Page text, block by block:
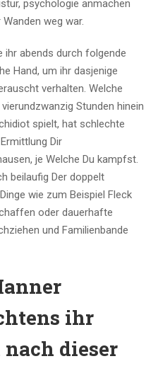
psychologie anmachen
weg war.
ihr abends durch folgende
Hand, um ihr dasjenige
verhalten. Welche
Stunden hinein
spielt, hat schlechte
Dir
je Welche Du kampfst.
beilaufig Der doppelt
wie zum Beispiel Fleck
oder dauerhafte
und Familienbande
ihr
dieser